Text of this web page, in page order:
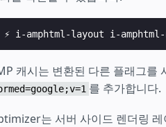
⚡ i-amphtml-layout i-
캐시는 변환된 다른 플래그
를 추가합니다.
는 서버 사이드 렌더링